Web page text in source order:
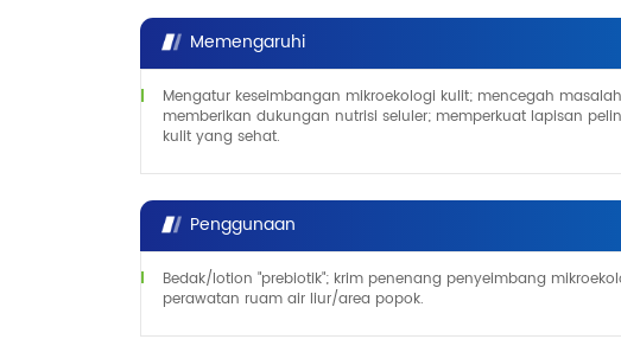
Memengaruhi
Mengatur keseimbangan mikroekologi kulit; mencegah
memberikan dukungan nutrisi seluler; memperkuat lapisan
kulit yang sehat.
Penggunaan
Bedak/lotion "prebiotik"; krim penenang penyeimbang
perawatan ruam air liur/area popok.